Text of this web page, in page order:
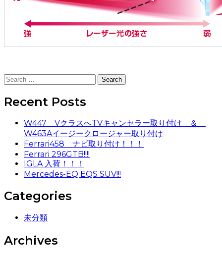
Search
for:
Recent Posts
W447 VクラスへTVキャンセラー取り付け ＆
W463Aイージークロージャー取り付け
Ferrari458 ナビ取り付け！！！
Ferrari 296GTB!!!!
IGLA 入荷！！！
Mercedes-EQ EQS SUV!!!
Categories
未分類
Archives